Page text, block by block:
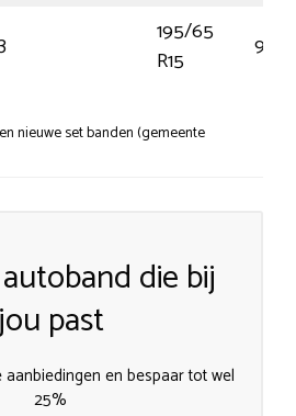
195/65
R15
91T
nieuwe set banden (gemeente
die bij
past
en bespaar tot wel
25%